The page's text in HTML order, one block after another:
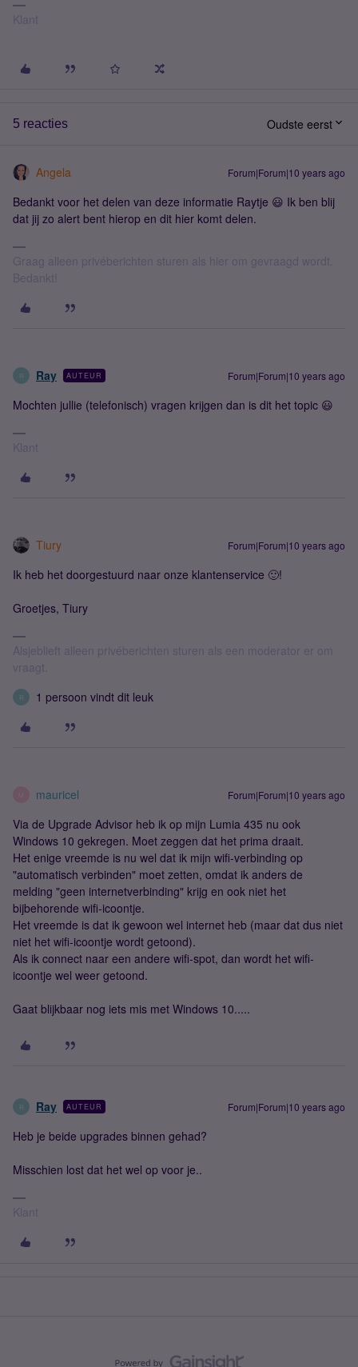
Klant
5 reacties Oudste eerst
Angela Forum|Forum|10 years ago
Bedankt voor het delen van deze informatie Raytje 😃 Ik ben blij
dat jij zo alert bent hierop en dit hier komt delen.
Graag alleen privéberichten sturen als hier om gevraagd wordt.
Bedankt!
R Ray AUTEUR Forum|Forum|10 years ago
Mochten jullie (telefonisch) vragen krijgen dan is dit het topic 😃
Klant
Tiury Forum|Forum|10 years ago
Ik heb het doorgestuurd naar onze klantenservice 🙂!
Groetjes, Tiury
Alsjeblieft alleen privéberichten sturen als een moderator er om
vraagt.
R 1 persoon vindt dit leuk
mauricel Forum|Forum|10 years ago
Via de Upgrade Advisor heb ik op mijn Lumia 435 nu ook
Windows 10 gekregen. Moet zeggen dat het prima draait.
Het enige vreemde is nu wel dat ik mijn wifi-verbinding op
"automatisch verbinden" moet zetten, omdat ik anders de
melding "geen internetverbinding" krijg en ook niet het
bijbehorende wifi-icoontje.
Het vreemde is dat ik gewoon wel internet heb (maar dat dus niet
niet het wifi-icoontje wordt getoond).
Als ik connect naar een andere wifi-spot, dan wordt het wifi-
icoontje wel weer getoond.
Gaat blijkbaar nog iets mis met Windows 10.....
R Ray AUTEUR Forum|Forum|10 years ago
Heb je beide upgrades binnen gehad?
Misschien lost dat het wel op voor je..
Klant